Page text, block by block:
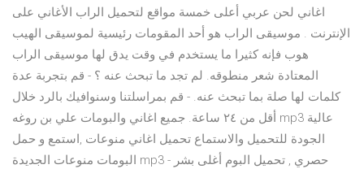
اغاني لحن عربي أعلى خمسة مواقع لتحميل الراب الأغاني على
الإنترنت . موسيقى الراب هو أحد المقومات رئيسية لموسيقى الهيب
هوب فإنه كثيرا ما يستخدم في وقت يدق لها موسيقى الراب
المعتادة شعر منطوقه. لم تجد ما تبحث عنه ؟ - قم بتجربة عدة
كلمات لها صلة بما تبحث عنه. - قم بمراسلتنا وسنوافيك بالرد خلال
أقل من ٢٤ ساعة. جميع اغاني والبومات علي بن روغه mp3 عالية
الجودة للتحميل والاستماع تحميل اغاني منوعات ,استمع و حمل
البومات منوعات الجديدة mp3 حصري , تحميل البوم أغلى بشر -